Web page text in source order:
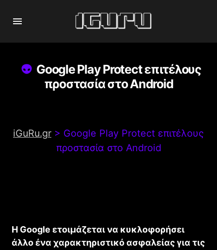
Google Play Protect επιτέλους
προστασία στο Android
iGuRu.gr > Google Play Protect επιτέλους
προστασία στο Android
Η Google ετοιμάζεται να κυκλοφορήσει
άλλο ένα χαρακτηριστικό ασφαλείας για τις